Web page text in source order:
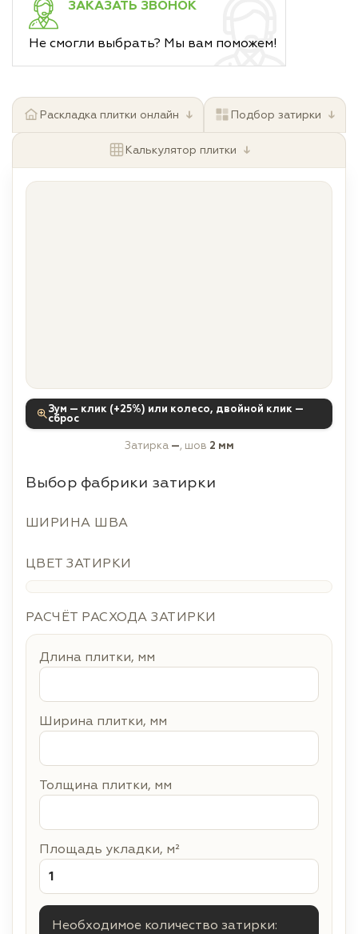
ЗАКАЗАТЬ ЗВОНОК
Не смогли выбрать? Мы вам поможем!
Раскладка плитки онлайн ↓ Подбор затирки ↓
Калькулятор плитки ↓
Зум — клик (+25%) или колесо, двойной клик —
сброс
Затирка —, шов 2 мм
Выбор фабрики затирки
ШИРИНА ШВА
ЦВЕТ ЗАТИРКИ
РАСЧЁТ РАСХОДА ЗАТИРКИ
Длина плитки, мм
Ширина плитки, мм
Толщина плитки, мм
Площадь укладки, м²
Необходимое количество затирки: